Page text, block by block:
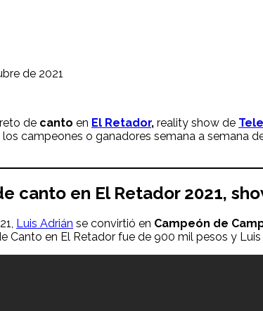
de 2021
de canto en El Retador, reality show de
campeones o ganadores semana a semana
canto en El Retador 2021,
Luis Adrián se convirtió en Campeón de
Canto en El Retador fue de 900 mil pesos y Luis